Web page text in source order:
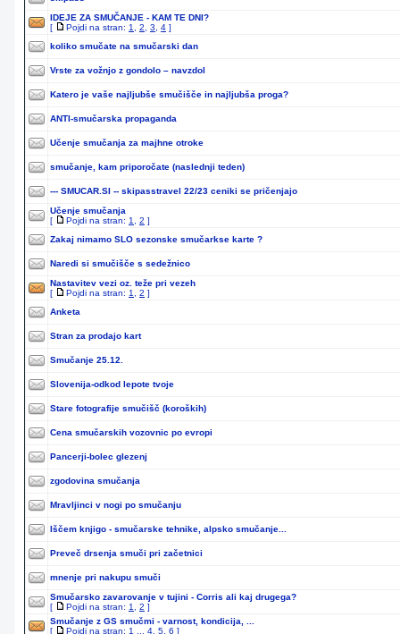
IDEJE ZA SMUČANJE - KAM TE DNI?
[
Pojdi na stran: 1 2 3 4 ]
koliko smučate na smučarski dan
Vrste za vožnjo z gondolo – navzdol
Katero je vaše najljubše smučišče in najljubša proga?
ANTI-smučarska propaganda
Učenje smučanja za majhne otroke
smučanje, kam priporočate (naslednji teden)
--- SMUCAR.SI -- skipasstravel 22/23 ceniki se pričenjajo
Učenje smučanja
[
Pojdi na stran: 1 2 ]
Zakaj nimamo SLO sezonske smučarkse karte ?
Naredi si smučišče s sedežnico
Nastavitev vezi oz. teže pri vezeh
[
Pojdi na stran: 1 2 ]
Anketa
Stran za prodajo kart
Smučanje 25.12.
Slovenija-odkod lepote tvoje
Stare fotografije smučišč (koroških)
Cena smučarskih vozovnic po evropi
Pancerji-bolec glezenj
zgodovina smučanja
Mravljinci v nogi po smučanju
Iščem knjigo - smučarske tehnike, alpsko smučanje...
Preveč drsenja smuči pri začetnici
mnenje pri nakupu smuči
Smučarsko zavarovanje v tujini - Corris ali kaj drugega?
[
Pojdi na stran: 1 2 ]
Smučanje z GS smučmi - varnost, kondicija, ...
[
Pojdi na stran: 1 4 5 6 ]